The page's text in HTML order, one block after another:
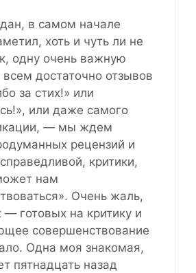
в самом начале
хоть и чуть ли не
одну очень важную
достаточно отзывов
за стих!» или
или даже самого
— мы ждем
рецензий и
критики,
нам
Очень жаль,
— готовых на критику и
совершенствование
Одна моя знакомая,
пятнадцать назад